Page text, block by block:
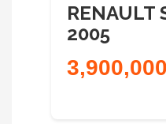
RENAULT
2005